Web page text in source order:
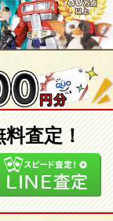
査定！